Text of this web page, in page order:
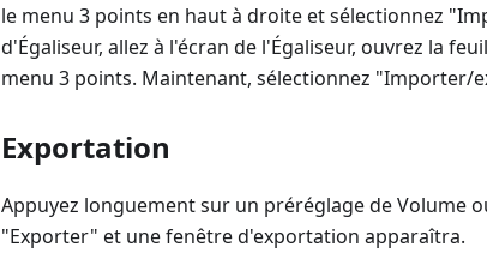
le menu 3 points en haut à droite et sélectionnez
d'Égaliseur, allez à l'écran de l'Égaliseur, ouvrez la
menu 3 points. Maintenant, sélectionnez "Importer/
Exportation
Appuyez longuement sur un préréglage de Volume
"Exporter" et une fenêtre d'exportation apparaîtra.